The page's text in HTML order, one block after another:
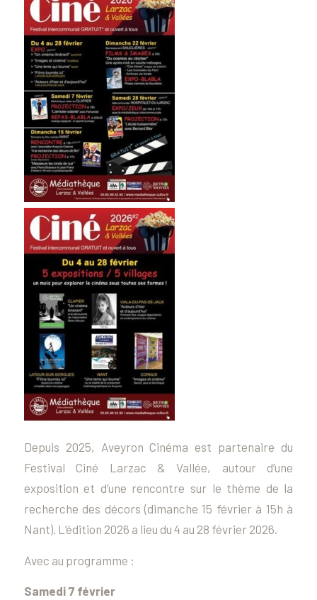
Depuis 2025, Aveyron Cinéma est partenaire du
Festival Ciné Larzac & Vallée, autour d’une
exposition et d’une rencontre sur le thème de la
recherche des décors (dimanche 15 février à 15h à
Nant). L’édition 2026 a lieu du 4 au 28 février 2026.
Avec au programme :
Samedi 7 février